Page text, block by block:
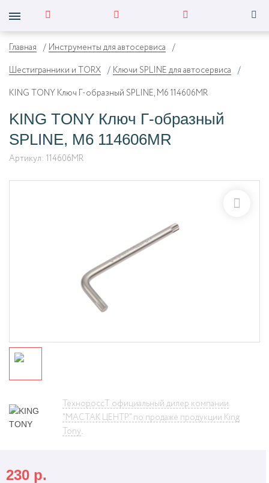
Главная Инструменты для автосервиса
Шестигранники и TORX Ключи SPLINE для автосервиса
KING TONY Ключ Г-образный SPLINE, M6 114606MR
KING TONY Ключ Г-образный
SPLINE, M6 114606MR
Артикул: 114606MR
ТехнороссТ официальный дилер компании
"МАСТАК ЦЕНТР" по продаже продукции King
Tony
230 р.